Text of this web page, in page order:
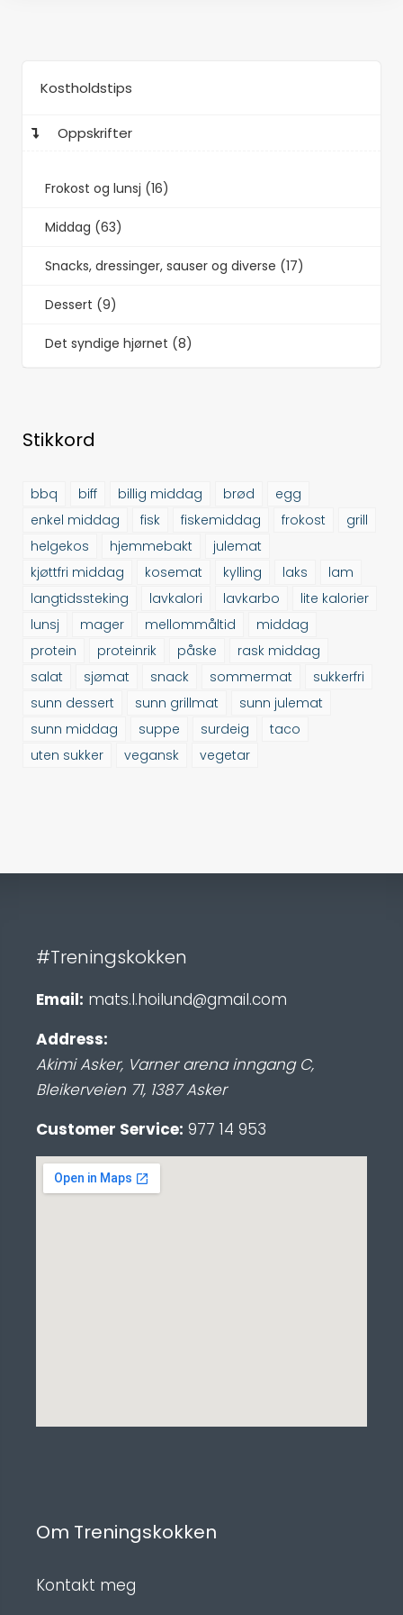
Kostholdstips
Oppskrifter
Frokost og lunsj (16)
Middag (63)
Snacks, dressinger, sauser og diverse (17)
Dessert (9)
Det syndige hjørnet (8)
Stikkord
bbq biff billig middag brød
egg
enkel middag
fisk fiskemiddag frokost
grill
helgekos
hjemmebakt
julemat
kjøttfri middag
kosemat kylling laks
lam
langtidssteking
lavkalori lavkarbo
lite kalorier
lunsj
mager mellommåltid
middag
protein
proteinrik påske
rask middag
salat
sjømat snack sommermat
sukkerfri
sunn dessert
sunn grillmat
sunn julemat
sunn middag
suppe surdeig
taco
uten sukker
vegansk vegetar
#Treningskokken
Email: mats.l.hoilund@gmail.com
Address:
Akimi Asker, Varner arena inngang C,
Bleikerveien 71, 1387 Asker
Customer Service: 977 14 953
Om Treningskokken
Kontakt meg